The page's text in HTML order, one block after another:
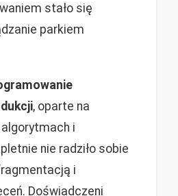
stało się
parkiem
, oparte na
i
nie radziło sobie
i
Doświadczeni